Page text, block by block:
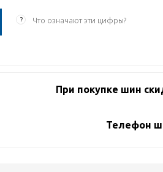
? Что означают эти цифры?
При покупке шин
Телефон